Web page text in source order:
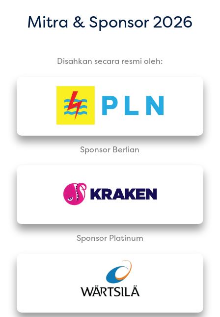
Mitra & Sponsor 2026
Disahkan secara resmi oleh:
Sponsor Berlian
Sponsor Platinum